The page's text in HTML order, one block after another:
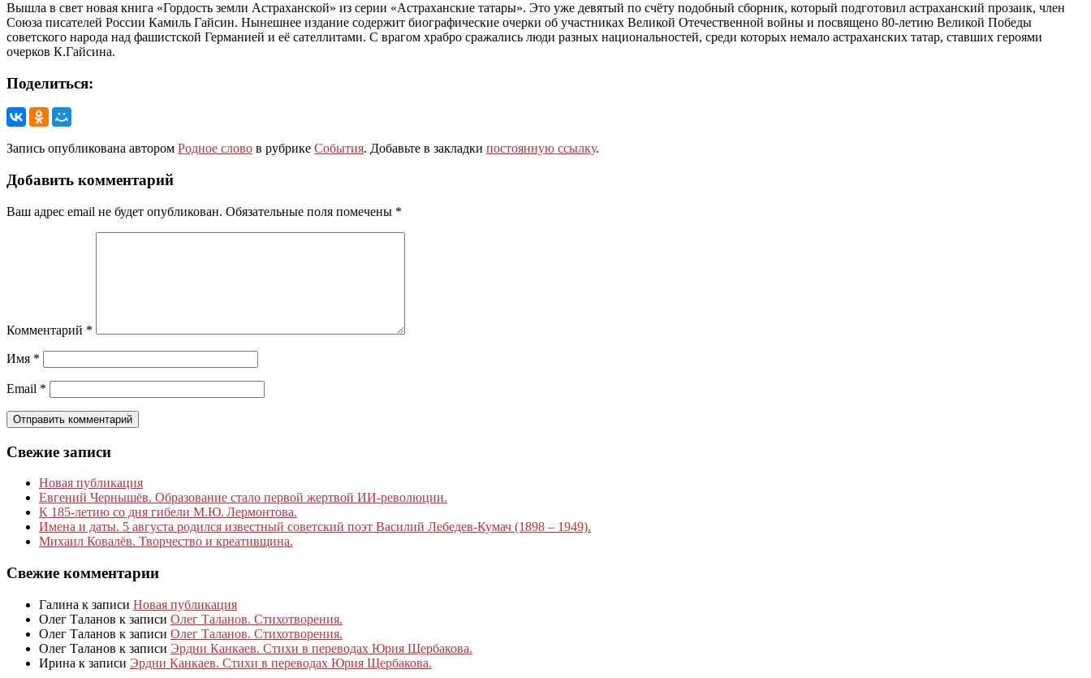
Вышла в свет новая книга «Гордость земли Астраханской» из серии «Астраханские татары». Это уже девятый по счёту подобный сборник, который подготовил астраханский прозаик, член
Союза писателей России Камиль Гайсин. Нынешнее издание содержит биографические очерки об участниках Великой Отечественной войны и посвящено 80-летию Великой Победы
советского народа над фашистской Германией и её сателлитами. С врагом храбро сражались люди разных национальностей, среди которых немало астраханских татар, ставших героями
очерков К.Гайсина.
Поделиться:
Запись опубликована автором Родное слово в рубрике События. Добавьте в закладки постоянную ссылку.
Добавить комментарий
Ваш адрес email не будет опубликован. Обязательные поля помечены *
Комментарий *
Имя *
Email *
Свежие записи
Новая публикация
Евгений Чернышёв. Образование стало первой жертвой ИИ-революции.
К 185‑летию со дня гибели М.Ю. Лермонтова.
Имена и даты. 5 августа родился известный советский поэт Василий Лебедев-Кумач (1898 – 1949).
Михаил Ковалёв. Творчество и креативщина.
Свежие комментарии
Галина к записи Новая публикация
Олег Таланов к записи Олег Таланов. Стихотворения.
Олег Таланов к записи Олег Таланов. Стихотворения.
Олег Таланов к записи Эрдни Канкаев. Стихи в переводах Юрия Щербакова.
Ирина к записи Эрдни Канкаев. Стихи в переводах Юрия Щербакова.